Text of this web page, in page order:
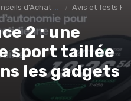
montee connectée Avis et Tests
2 : une
sport taillée
les gadgets